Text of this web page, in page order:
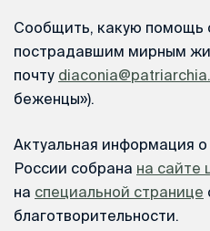
Сообщить, какую помощь
пострадавшим мирным
почту
беженцы»).
Актуальная информация
России собрана на сайте
на специальной странице
благотворительности.